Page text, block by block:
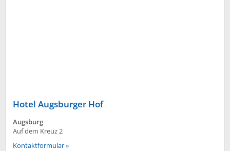
Hotel Augsburger Hof
Augsburg
Auf dem Kreuz 2
Kontaktformular »